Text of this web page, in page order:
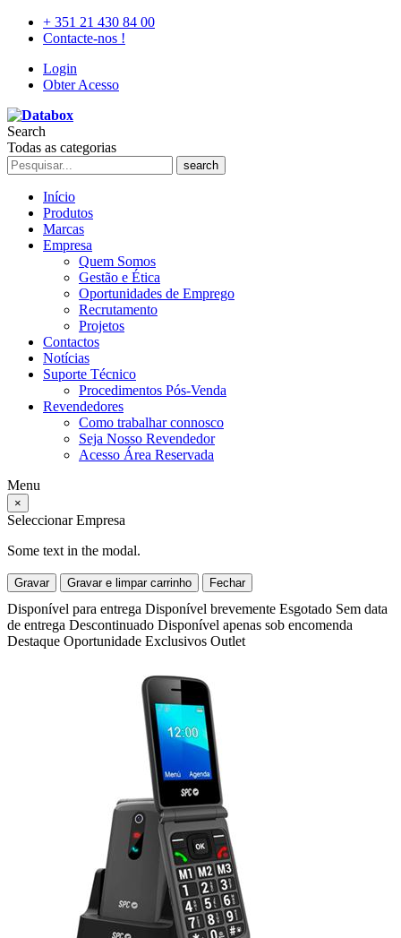
+ 351 21 430 84 00
Contacte-nos !
Login
Obter Acesso
Search
Todas as categorias
search
Início
Produtos
Marcas
Empresa
Quem Somos
Gestão e Ética
Oportunidades de Emprego
Recrutamento
Projetos
Contactos
Notícias
Suporte Técnico
Procedimentos Pós-Venda
Revendedores
Como trabalhar connosco
Seja Nosso Revendedor
Acesso Área Reservada
Menu
×
Seleccionar Empresa
Some text in the modal.
Gravar Gravar e limpar carrinho Fechar
Disponível para entrega Disponível brevemente Esgotado Sem data
de entrega Descontinuado Disponível apenas sob encomenda
Destaque Oportunidade Exclusivos Outlet